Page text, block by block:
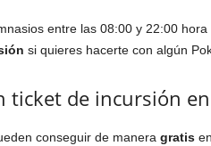
entre las 08:00 y 22:00
si quieres hacerte con algún
ticket de incursión
conseguir de manera gratis